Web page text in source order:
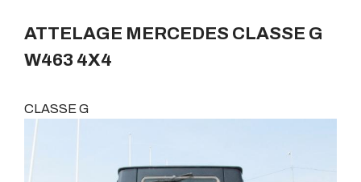
ATTELAGE MERCEDES CLASSE G
W463 4X4
CLASSE G